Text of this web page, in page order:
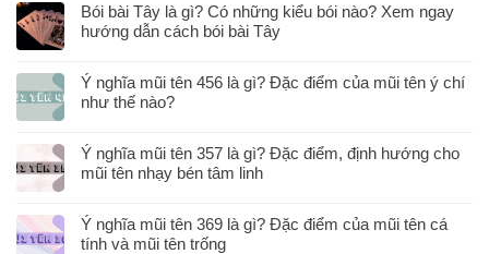
Bói bài Tây là gì? Có những kiểu bói nào? Xem ngay
hướng dẫn cách bói bài Tây
Ý nghĩa mũi tên 456 là gì? Đặc điểm của mũi tên ý chí
như thế nào?
Ý nghĩa mũi tên 357 là gì? Đặc điểm, định hướng cho
mũi tên nhạy bén tâm linh
Ý nghĩa mũi tên 369 là gì? Đặc điểm của mũi tên cá
tính và mũi tên trống